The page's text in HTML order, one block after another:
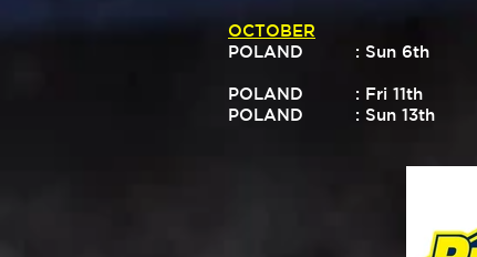
OCTOBER
POLAND
POLAND
POLAND
: Sun 6th
: Fri 11th
: Sun 13th